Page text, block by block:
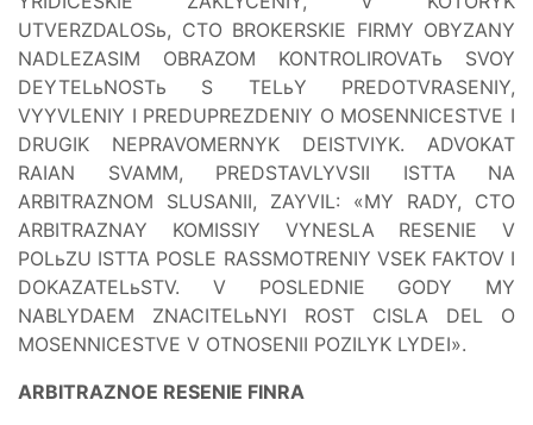
UTVERZDALOSь, CTO BROKERSKIE FIRMY OBYZANY
NADLEZASIM OBRAZOM KONTROLIROVATь SVOY
DEYTELьNOSTь S TELьY PREDOTVRASENIY,
VYYVLENIY I PREDUPREZDENIY O MOSENNICESTVE I
DRUGIK NEPRAVOMERNYK DEISTVIYK. ADVOKAT
RAIAN SVAMM, PREDSTAVLYVSII ISTTA NA
ARBITRAZNOM SLUSANII, ZAYVIL: «MY RADY, CTO
ARBITRAZNAY KOMISSIY VYNESLA RESENIE V
POLьZU ISTTA POSLE RASSMOTRENIY VSEK FAKTOV I
DOKAZATELьSTV. V POSLEDNIE GODY MY
NABLYDAEM ZNACITELьNYI ROST CISLA DEL O
MOSENNICESTVE V OTNOSENII POZILYK LYDEI».
ARBITRAZNOE RESENIE FINRA